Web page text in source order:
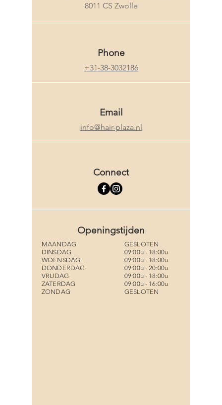
8011 CS Zwolle
Phone
+31-38-3032186
Email
info@hair-plaza.nl
Connect
Openingstijden
MAANDAG
DINSDAG
WOENSDAG
DONDERDAG
VRIJDAG
ZATERDAG
ZONDAG
GESLOTEN
09:00u - 18:00u
09:00u - 18:00u
09:00u - 20:00u
09:00u - 18:00u
09:00u - 16:00u
GESLOTEN